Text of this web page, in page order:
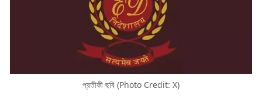
প্রতীকী ছবি (Photo Credit: X)